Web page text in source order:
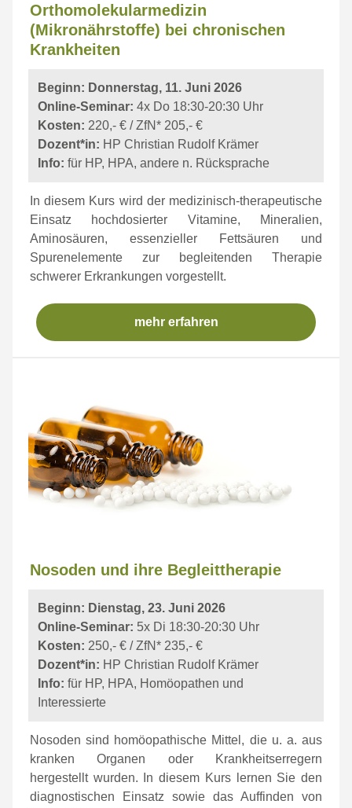
Orthomolekularmedizin
(Mikronährstoffe) bei chronischen
Krankheiten
Beginn: Donnerstag, 11. Juni 2026
Online-Seminar: 4x Do 18:30-20:30 Uhr
Kosten: 220,- € / ZfN* 205,- €
Dozent*in: HP Christian Rudolf Krämer
Info: für HP, HPA, andere n. Rücksprache
In diesem Kurs wird der medizinisch-therapeutische
Einsatz hochdosierter Vitamine, Mineralien,
Aminosäuren, essenzieller Fettsäuren und
Spurenelemente zur begleitenden Therapie
schwerer Erkrankungen vorgestellt.
mehr erfahren
Nosoden und ihre Begleittherapie
Beginn: Dienstag, 23. Juni 2026
Online-Seminar: 5x Di 18:30-20:30 Uhr
Kosten: 250,- € / ZfN* 235,- €
Dozent*in: HP Christian Rudolf Krämer
Info: für HP, HPA, Homöopathen und
Interessierte
Nosoden sind homöopathische Mittel, die u. a. aus
kranken Organen oder Krankheitserregern
hergestellt wurden. In diesem Kurs lernen Sie den
diagnostischen Einsatz sowie das Auffinden von